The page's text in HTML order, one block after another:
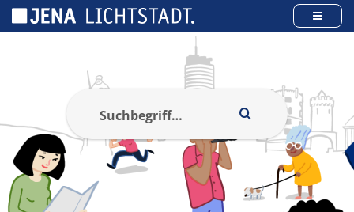
Cookie-Einstellungen